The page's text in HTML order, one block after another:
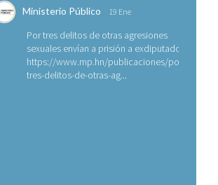
Ministerio Público 19 Ene
Por tres delitos de otras agresiones
sexuales envían a prisión a exdiputado
https://www.mp.hn/publicaciones/por-
tres-delitos-de-otras-ag...